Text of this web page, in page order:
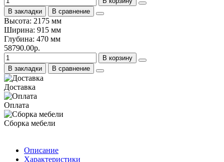
В закладки
В сравнение
Высота: 2175 мм
Ширина: 915 мм
Глубина: 470 мм
58790.00р.
В корзину
В закладки
В сравнение
Доставка
Оплата
Сборка мебели
Описание
Характеристики